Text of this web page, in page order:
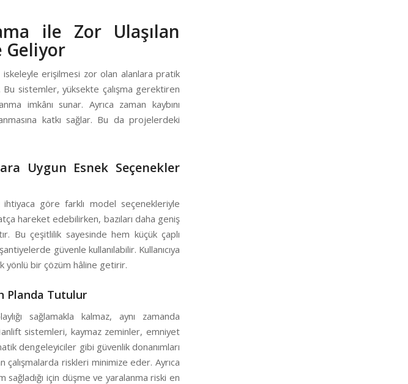
ile Zor Ulaşılan
Geliyor
erişilmesi zor olan alanlara pratik
Bu sistemler, yüksekte çalışma gerektiren
imkânı sunar. Ayrıca zaman kaybını
katkı sağlar. Bu da projelerdeki
Uygun Esnek Seçenekler
göre farklı model seçenekleriyle
hareket edebilirken, bazıları daha geniş
Bu çeşitlilik sayesinde hem küçük çaplı
güvenle kullanılabilir. Kullanıcıya
yönlü bir çözüm hâline getirir.
Planda Tutulur
sağlamakla kalmaz, aynı zamanda
sistemleri, kaymaz zeminler, emniyet
dengeleyiciler gibi güvenlik donanımları
çalışmalarda riskleri minimize eder. Ayrıca
için düşme ve yaralanma riski en